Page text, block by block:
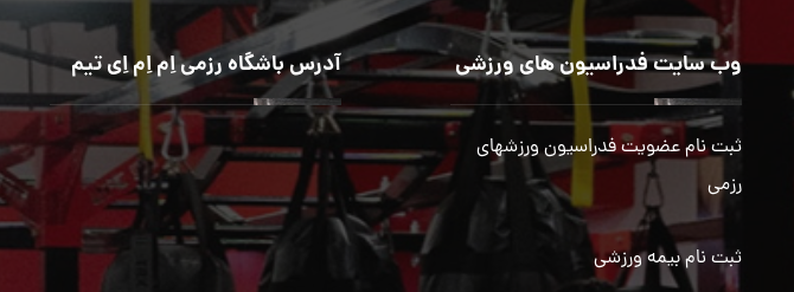
وب سایت فدراسیون های ورزشی
ثبت نام عضویت فدراسیون ورزشهای
رزمی
ثبت نام بیمه ورزشی
آدرس باشگاه رزمی اِم اِم اِی تیم